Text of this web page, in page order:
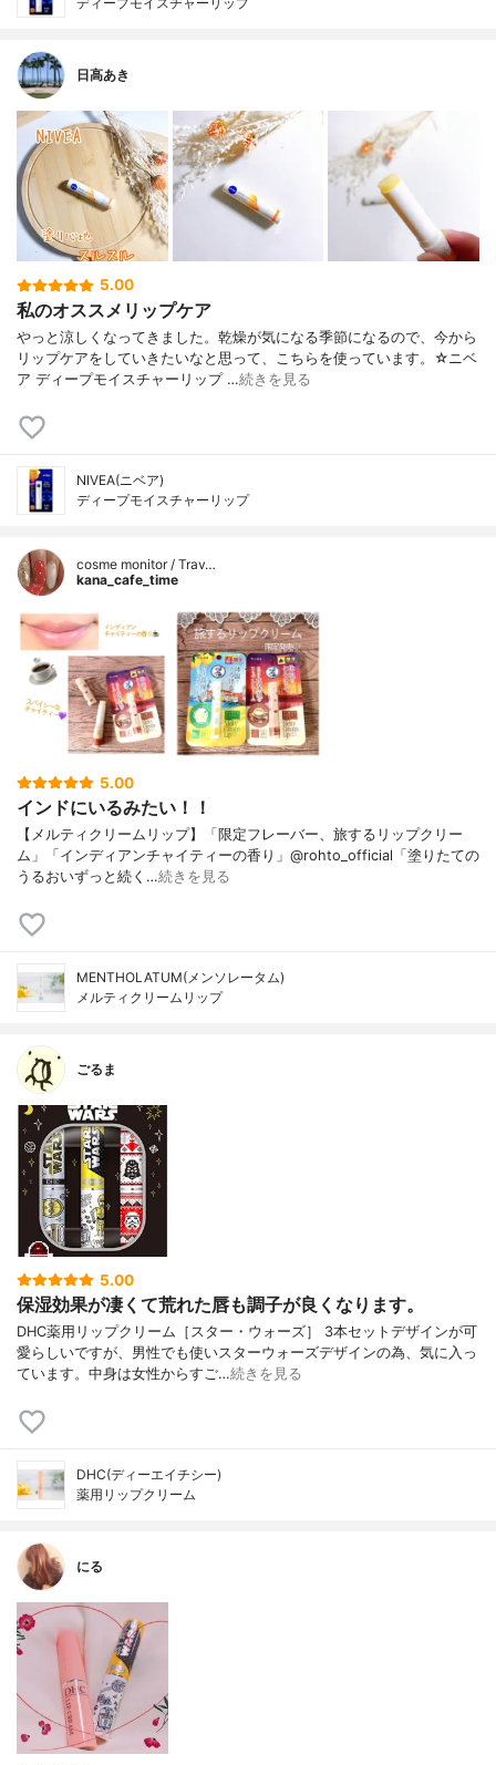
日高あき
5.00
私のオススメリップケア
やっと涼しくなってきました。乾燥が気になる季節になるので、今から
リップケアをしていきたいなと思って、こちらを使っています。☆ニベ
ア ディープモイスチャーリップ …続きを見る
NIVEA(ニベア)
ディープモイスチャーリップ
cosme monitor / Trav…
kana_cafe_time
5.00
インドにいるみたい！！
【メルティクリームリップ】「限定フレーバー、旅するリップクリー
ム」「インディアンチャイティーの香り」@rohto_official「塗りたての
うるおいずっと続く…続きを見る
MENTHOLATUM(メンソレータム)
メルティクリームリップ
ごるま
5.00
保湿効果が凄くて荒れた唇も調子が良くなります。
DHC薬用リップクリーム［スター・ウォーズ］ 3本セットデザインが可
愛らしいですが、男性でも使いスターウォーズデザインの為、気に入っ
ています。中身は女性からすご…続きを見る
DHC(ディーエイチシー)
薬用リップクリーム
にる